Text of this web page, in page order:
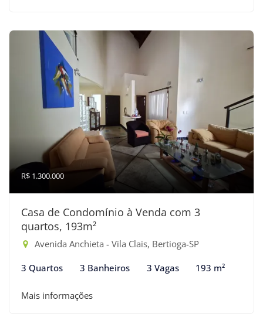
R$ 1.300.000
Casa de Condomínio à Venda com 3
quartos, 193m²
Avenida Anchieta - Vila Clais, Bertioga-SP
3 Quartos 3 Banheiros 3 Vagas 193 m²
Mais informações